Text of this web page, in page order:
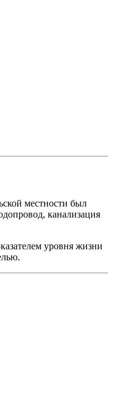
местности был
канализация
уровня жизни